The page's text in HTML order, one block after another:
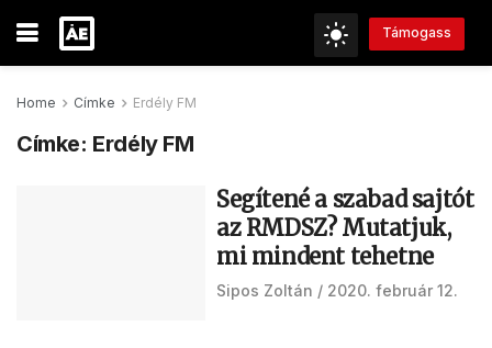
Támogass
Home Címke Erdély FM
Címke: Erdély FM
Segítené a szabad sajtót
az RMDSZ? Mutatjuk,
mi mindent tehetne
Sipos Zoltán 2020. február 12.